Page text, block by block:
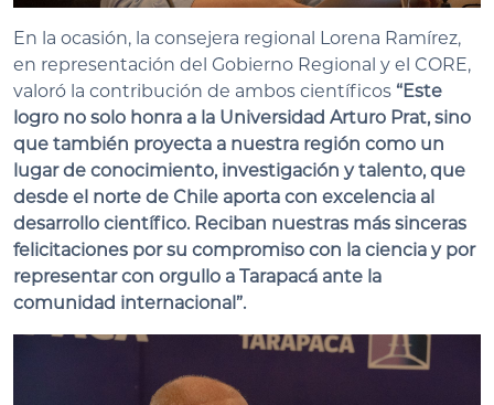
En la ocasión, la consejera regional Lorena Ramírez,
en representación del Gobierno Regional y el CORE,
valoró la contribución de ambos científicos “Este
logro no solo honra a la Universidad Arturo Prat, sino
que también proyecta a nuestra región como un
lugar de conocimiento, investigación y talento, que
desde el norte de Chile aporta con excelencia al
desarrollo científico. Reciban nuestras más sinceras
felicitaciones por su compromiso con la ciencia y por
representar con orgullo a Tarapacá ante la
comunidad internacional”.